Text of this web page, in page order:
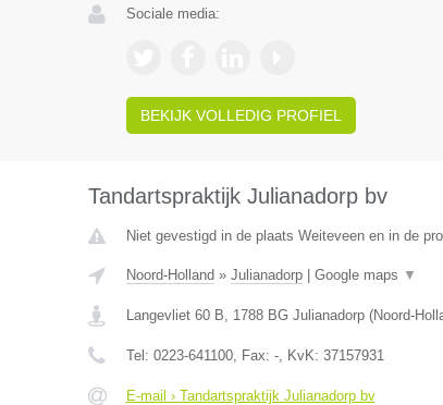
Sociale media:
BEKIJK VOLLEDIG PROFIEL
Tandartspraktijk Julianadorp bv
Niet gevestigd in de plaats Weiteveen en in de
Noord-Holland » Julianadorp| Google maps ▼
Langevliet 60 B, 1788 BG Julianadorp(Noord-
Tel: 0223-641100, Fax: -, KvK: 37157931
E-mail › Tandartspraktijk Julianadorp bv